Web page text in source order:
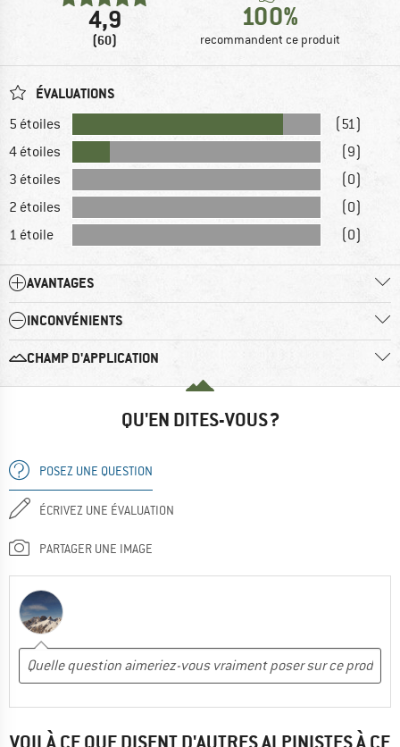
4,9
(60)
100%
recommandent ce produit
ÉVALUATIONS
5 étoiles
(51)
4 étoiles
(9)
3 étoiles
(0)
2 étoiles
(0)
1 étoile
(0)
AVANTAGES
INCONVÉNIENTS
CHAMP D'APPLICATION
QU'EN DITES-VOUS ?
POSEZ UNE QUESTION
ÉCRIVEZ UNE ÉVALUATION
PARTAGER UNE IMAGE
VOILÀ CE QUE DISENT D'AUTRES ALPINISTES À CE